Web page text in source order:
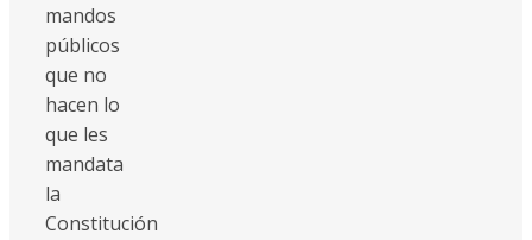
mandos
públicos
que no
hacen lo
que les
mandata
la
Constitución